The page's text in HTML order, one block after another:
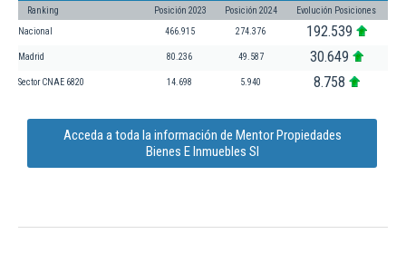
Ranking Posición 2023 Posición 2024 Evolución Posiciones
Nacional 466.915 274.376 192.539
Madrid 80.236 49.587 30.649
Sector CNAE 6820 14.698 5.940 8.758
Acceda a toda la información de Mentor Propiedades
Bienes E Inmuebles Sl